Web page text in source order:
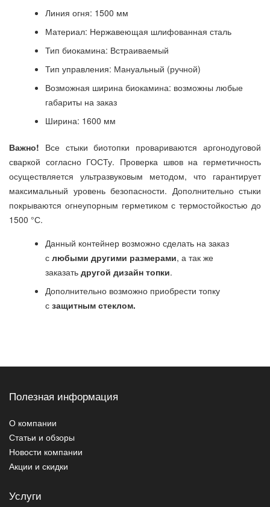
Линия огня: 1500 мм
Материал: Нержавеющая шлифованная сталь
Тип биокамина: Встраиваемый
Тип управления: Мануальный (ручной)
Возможная ширина биокамина: возможны любые
габариты на заказ
Ширина: 1600 мм
Важно! ​Все стыки биотопки провариваются аргонодуговой
сваркой согласно ГОСТу. Проверка швов на герметичность
осуществляется ультразвуковым методом, что гарантирует
максимальный уровень безопасности. Дополнительно стыки
покрываются огнеупорным герметиком с термостойкостью до
1500 °С.
Данный контейнер возможно сделать на заказ
с любыми другими размерами, а так же
заказать другой дизайн топки.
Дополнительно возможно приобрести топку
с защитным стеклом.
Полезная информация
О компании
Статьи и обзоры
Новости компании
Акции и скидки
Услуги